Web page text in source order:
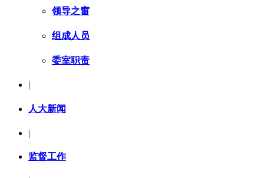
领导之窗
组成人员
委室职责
|
人大新闻
|
监督工作